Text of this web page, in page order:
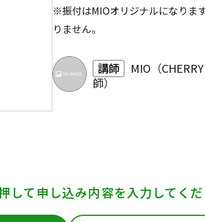
※振付はMIOオリジナルになりま
りません。
講師
MIO（
師）
して申し込み内容を入力してく